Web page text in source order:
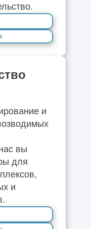
и
вы
для
и